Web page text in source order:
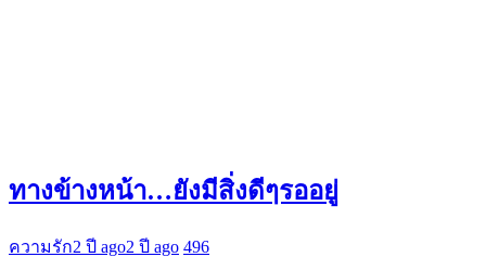
ทางข้างหน้า…ยังมีสิ่งดีๆรออยู่
ความรัก2 ปี ago2 ปี ago 496